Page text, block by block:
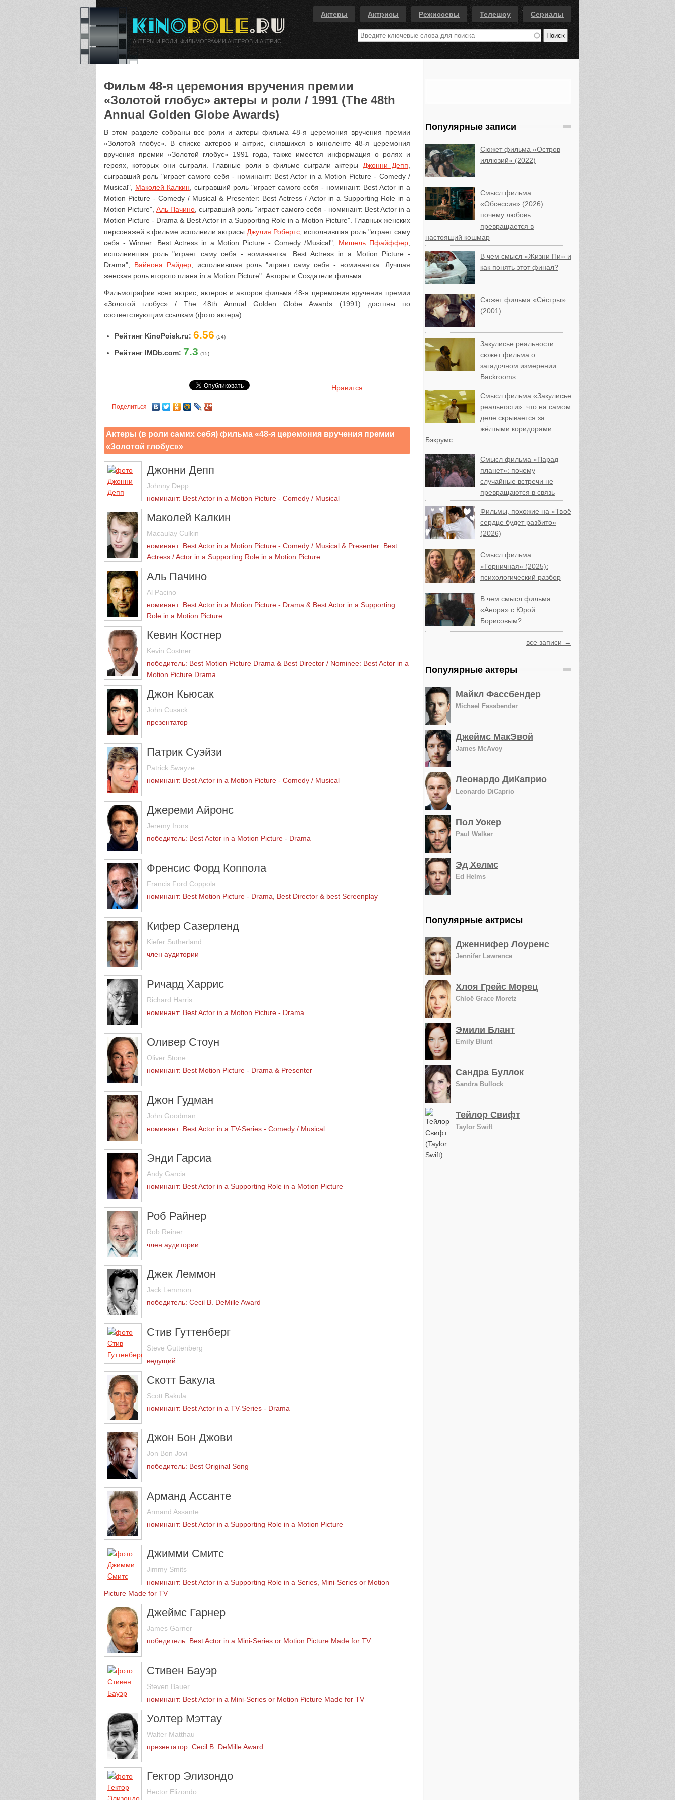
Актеры Актрисы Режиссеры Телешоу Сериалы
Фильм 48-я церемония вручения премии
«Золотой глобус» актеры и роли / 1991 (The 48th
Annual Golden Globe Awards)
В этом разделе собраны все роли и актеры фильма 48-я церемония вручения премии
«Золотой глобус». В списке актеров и актрис, снявшихся в киноленте 48-я церемония
вручения премии «Золотой глобус» 1991 года, также имеется информация о ролях и
героях, которых они сыграли. Главные роли в фильме сыграли актеры Джонни Депп
сыгравший роль "играет самого себя - номинант: Best Actor in a Motion Picture - Comedy /
Musical", Маколей Калкин , сыгравший роль "играет самого себя - номинант: Best Actor in a
Motion Picture - Comedy / Musical & Presenter: Best Actress / Actor in a Supporting Role in a
Motion Picture",Аль Пачино , сыгравший роль "играет самого себя - номинант: Best Actor in a
Motion Picture - Drama & Best Actor in a Supporting Role in a Motion Picture". Главных женских
персонажей в фильме исполнили актрисы Джулия Робертс , исполнившая роль "играет саму
себя - Winner: Best Actress in a Motion Picture - Comedy /Musical", Мишель Пфайффер,
исполнившая роль "играет саму себя - номинантка: Best Actress in a Motion Picture -
Drama", Вайнона Райдер , исполнившая роль "играет саму себя - номинантка: Лучшая
женская роль второго плана in a Motion Picture". Авторы и Создатели фильма: .
Фильмографии всех актрис, актеров и авторов фильма 48-я церемония вручения премии
«Золотой глобус» / The 48th Annual Golden Globe Awards (1991) достпны по
соответствующим ссылкам (фото актера).
Рейтинг KinoPoisk.ru: 6.56 (54)
Рейтинг IMDb.com: 7.3 (15)
Нравится
Поделиться
Актеры (в роли самих себя) фильма «48-я церемония вручения премии
«Золотой глобус»»
Джонни Депп
Johnny Depp
номинант: Best Actor in a Motion Picture - Comedy / Musical
Маколей Калкин
Macaulay Culkin
номинант: Best Actor in a Motion Picture - Comedy / Musical & Presenter: Best
Actress / Actor in a Supporting Role in a Motion Picture
Аль Пачино
Al Pacino
номинант: Best Actor in a Motion Picture - Drama & Best Actor in a Supporting
Role in a Motion Picture
Кевин Костнер
Kevin Costner
победитель: Best Motion Picture Drama & Best Director / Nominee: Best Actor in a
Motion Picture Drama
Джон Кьюсак
John Cusack
презентатор
Патрик Суэйзи
Patrick Swayze
номинант: Best Actor in a Motion Picture - Comedy / Musical
Джереми Айронс
Jeremy Irons
победитель: Best Actor in a Motion Picture - Drama
Френсис Форд Коппола
Francis Ford Coppola
номинант: Best Motion Picture - Drama, Best Director & best Screenplay
Кифер Сазерленд
Kiefer Sutherland
член аудитории
Ричард Харрис
Richard Harris
номинант: Best Actor in a Motion Picture - Drama
Оливер Стоун
Oliver Stone
номинант: Best Motion Picture - Drama & Presenter
Джон Гудман
John Goodman
номинант: Best Actor in a TV-Series - Comedy / Musical
Энди Гарсиа
Andy Garcia
номинант: Best Actor in a Supporting Role in a Motion Picture
Роб Райнер
Rob Reiner
член аудитории
Джек Леммон
Jack Lemmon
победитель: Cecil B. DeMille Award
Стив Гуттенберг
Steve Guttenberg
ведущий
Скотт Бакула
Scott Bakula
номинант: Best Actor in a TV-Series - Drama
Джон Бон Джови
Jon Bon Jovi
победитель: Best Original Song
Арманд Ассанте
Armand Assante
номинант: Best Actor in a Supporting Role in a Motion Picture
Джимми Смитс
Jimmy Smits
номинант: Best Actor in a Supporting Role in a Series, Mini-Series or Motion
Picture Made for TV
Джеймс Гарнер
James Garner
победитель: Best Actor in a Mini-Series or Motion Picture Made for TV
Стивен Бауэр
Steven Bauer
номинант: Best Actor in a Mini-Series or Motion Picture Made for TV
Уолтер Мэттау
Walter Matthau
презентатор: Cecil B. DeMille Award
Гектор Элизондо
Hector Elizondo
Популярные записи
Сюжет фильма «Остров
иллюзий» (2022)
Смысл фильма
«Обсессия» (2026):
почему любовь
превращается в
настоящий кошмар
В чем смысл «Жизни Пи» и
как понять этот финал?
Сюжет фильма «Сёстры»
(2001)
Закулисье реальности:
сюжет фильма о
загадочном измерении
Backrooms
Смысл фильма «Закулисье
реальности»: что на самом
деле скрывается за
жёлтыми коридорами
Бэкрумс
Смысл фильма «Парад
планет»: почему
случайные встречи не
превращаются в связь
Фильмы, похожие на «Твоё
сердце будет разбито»
(2026)
Смысл фильма
«Горничная» (2025):
психологический разбор
В чем смысл фильма
«Анора» с Юрой
Борисовым?
все записи →
Популярные актеры
Майкл Фассбендер
Michael Fassbender
Джеймс МакЭвой
James McAvoy
Леонардо ДиКаприо
Leonardo DiCaprio
Пол Уокер
Paul Walker
Эд Хелмс
Ed Helms
Популярные актрисы
Дженнифер Лоуренс
Jennifer Lawrence
Хлоя Грейс Морец
Chloë Grace Moretz
Эмили Блант
Emily Blunt
Сандра Буллок
Sandra Bullock
Тейлор Свифт
Taylor Swift
АКТЕРЫ И РОЛИ. ФИЛЬМОГРАФИИ АКТЕРОВ И АКТРИС.